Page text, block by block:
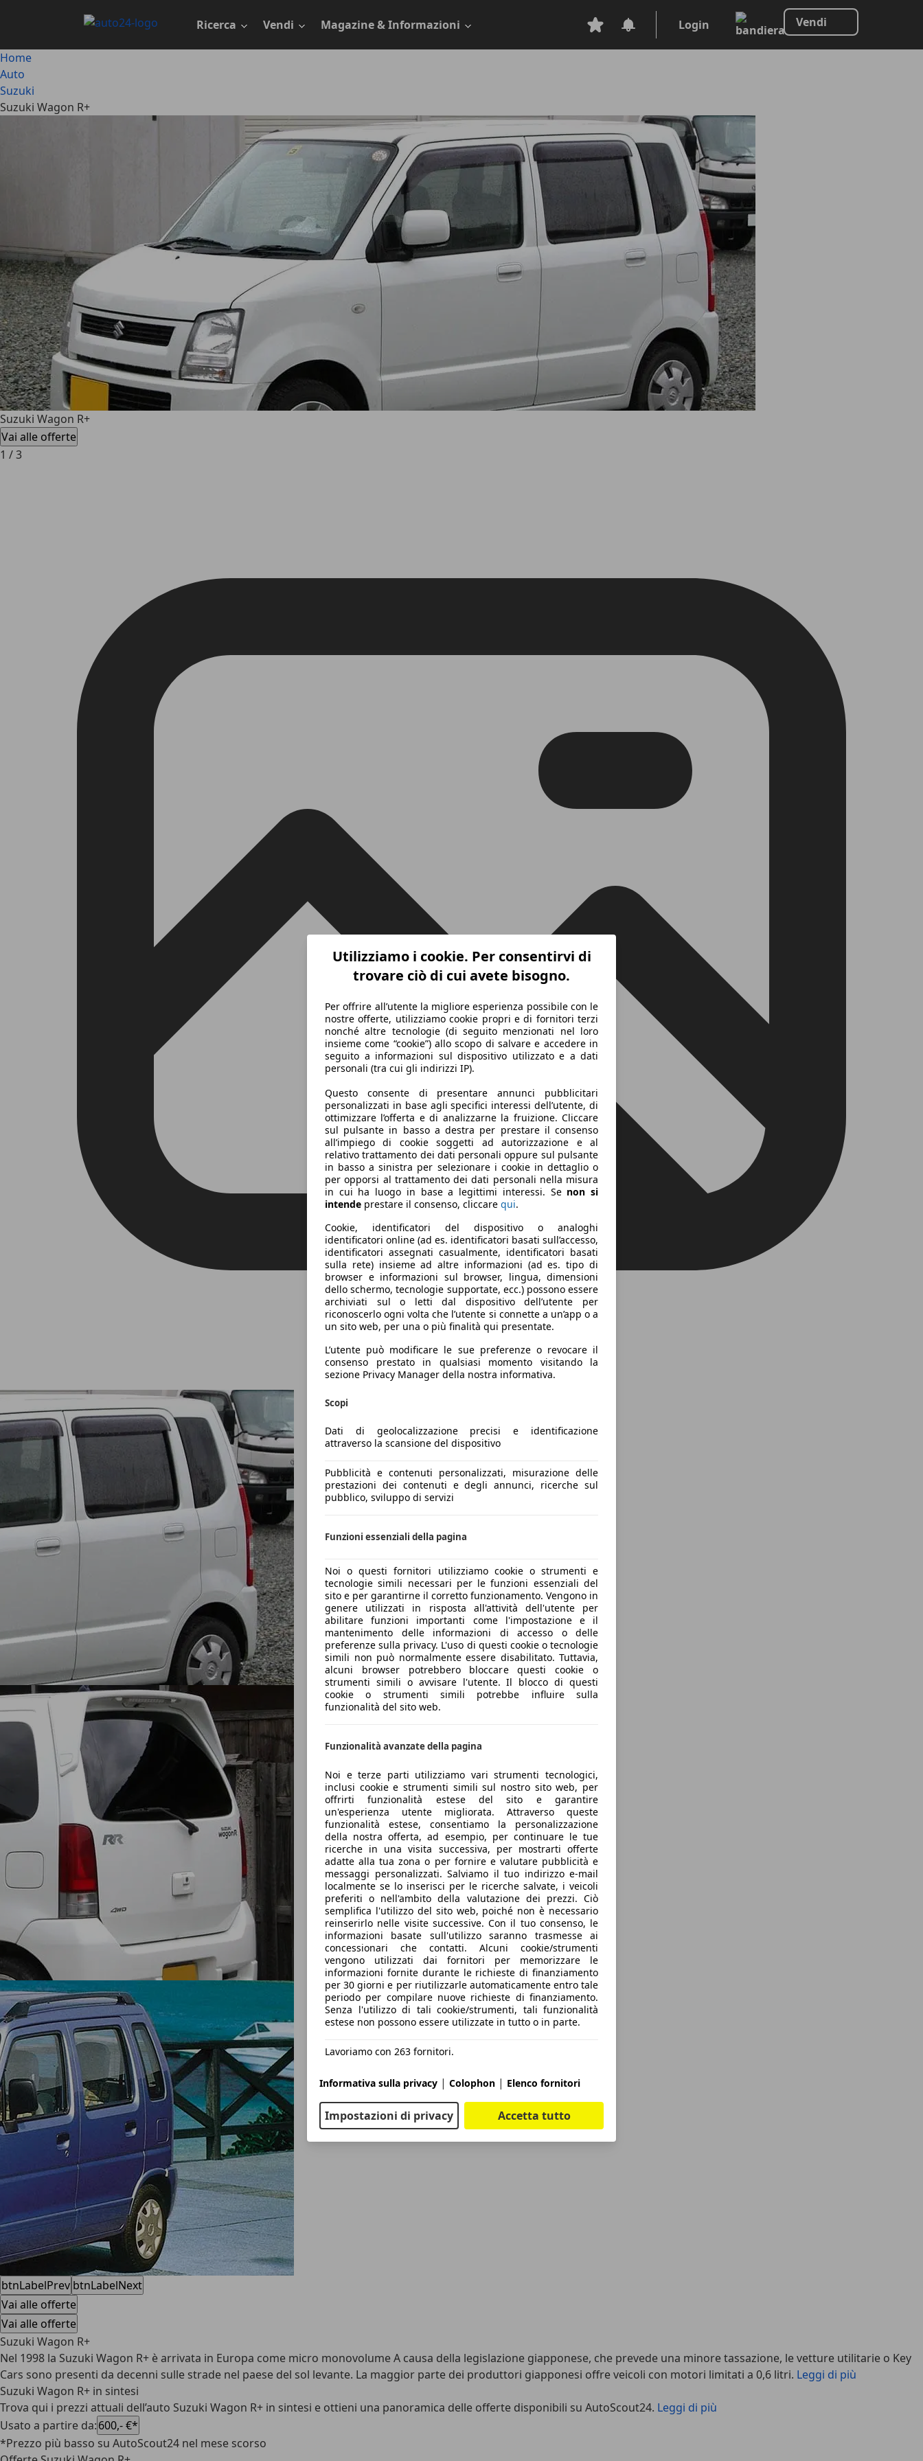
principale
Ricerca Vendi Magazine & Informazioni Login Vendi
Home
Auto
Suzuki
Suzuki Wagon R+
Suzuki Wagon R+
Vai alle offerte
1 /3
btnLabelPrev btnLabelNext
Vai alle offerte
Vai alle offerte
Suzuki Wagon R+
Nel 1998 la Suzuki Wagon R+ è arrivata in Europa come micro monovolume A causa della legislazione giapponese, che prevede una minore tassazione, le vetture utilitarie o Key
Cars sono presenti da decenni sulle strade nel paese del sol levante. La maggior parte dei produttori giapponesi offre veicoli con motori limitati a 0,6 litri. Leggi di più
Suzuki Wagon R+ in sintesi
Trova qui i prezzi attuali dell’auto Suzuki Wagon R+ in sintesi e ottieni una panoramica delle offerte disponibili su AutoScout24. Leggi di più
Usato a partire da:600,- €*
*Prezzo più basso su AutoScout24 nel mese scorso
Utilizziamo i cookie. Per consentirvi di
trovare ciò di cui avete bisogno.
Per offrire all’utente la migliore esperienza possibile con le
nostre offerte, utilizziamo cookie propri e di fornitori terzi
nonché altre tecnologie (di seguito menzionati nel loro
insieme come “cookie”) allo scopo di salvare e accedere in
seguito a informazioni sul dispositivo utilizzato e a dati
personali (tra cui gli indirizzi IP).
Questo consente di presentare annunci pubblicitari
personalizzati in base agli specifici interessi dell’utente, di
ottimizzare l’offerta e di analizzarne la fruizione. Cliccare
sul pulsante in basso a destra per prestare il consenso
all’impiego di cookie soggetti ad autorizzazione e al
relativo trattamento dei dati personali oppure sul pulsante
in basso a sinistra per selezionare i cookie in dettaglio o
per opporsi al trattamento dei dati personali nella misura
in cui ha luogo in base a legittimi interessi. Se non si
intende prestare il consenso, cliccare qui.
Cookie, identificatori del dispositivo o analoghi
identificatori online (ad es. identificatori basati sull’accesso,
identificatori assegnati casualmente, identificatori basati
sulla rete) insieme ad altre informazioni (ad es. tipo di
browser e informazioni sul browser, lingua, dimensioni
dello schermo, tecnologie supportate, ecc.) possono essere
archiviati sul o letti dal dispositivo dell’utente per
riconoscerlo ogni volta che l’utente si connette a un’app o a
un sito web, per una o più finalità qui presentate.
L’utente può modificare le sue preferenze o revocare il
consenso prestato in qualsiasi momento visitando la
sezione Privacy Manager della nostra informativa.
Scopi
Dati di geolocalizzazione precisi e identificazione
attraverso la scansione del dispositivo
Pubblicità e contenuti personalizzati, misurazione delle
prestazioni dei contenuti e degli annunci, ricerche sul
pubblico, sviluppo di servizi
Funzioni essenziali della pagina
Noi o questi fornitori utilizziamo cookie o strumenti e
tecnologie simili necessari per le funzioni essenziali del
sito e per garantirne il corretto funzionamento. Vengono in
genere utilizzati in risposta all'attività dell'utente per
abilitare funzioni importanti come l'impostazione e il
mantenimento delle informazioni di accesso o delle
preferenze sulla privacy. L'uso di questi cookie o tecnologie
simili non può normalmente essere disabilitato. Tuttavia,
alcuni browser potrebbero bloccare questi cookie o
strumenti simili o avvisare l'utente. Il blocco di questi
cookie o strumenti simili potrebbe influire sulla
funzionalità del sito web.
Funzionalità avanzate della pagina
Noi e terze parti utilizziamo vari strumenti tecnologici,
inclusi cookie e strumenti simili sul nostro sito web, per
offrirti funzionalità estese del sito e garantire
un'esperienza utente migliorata. Attraverso queste
funzionalità estese, consentiamo la personalizzazione
della nostra offerta, ad esempio, per continuare le tue
ricerche in una visita successiva, per mostrarti offerte
adatte alla tua zona o per fornire e valutare pubblicità e
messaggi personalizzati. Salviamo il tuo indirizzo e-mail
localmente se lo inserisci per le ricerche salvate, i veicoli
preferiti o nell'ambito della valutazione dei prezzi. Ciò
semplifica l'utilizzo del sito web, poiché non è necessario
reinserirlo nelle visite successive. Con il tuo consenso, le
informazioni basate sull'utilizzo saranno trasmesse ai
concessionari che contatti. Alcuni cookie/strumenti
vengono utilizzati dai fornitori per memorizzare le
informazioni fornite durante le richieste di finanziamento
per 30 giorni e per riutilizzarle automaticamente entro tale
periodo per compilare nuove richieste di finanziamento.
Senza l'utilizzo di tali cookie/strumenti, tali funzionalità
estese non possono essere utilizzate in tutto o in parte.
Lavoriamo con 263 fornitori.
Informativa sulla privacy | Colophon | Elenco fornitori
Impostazioni di privacy Accetta tutto